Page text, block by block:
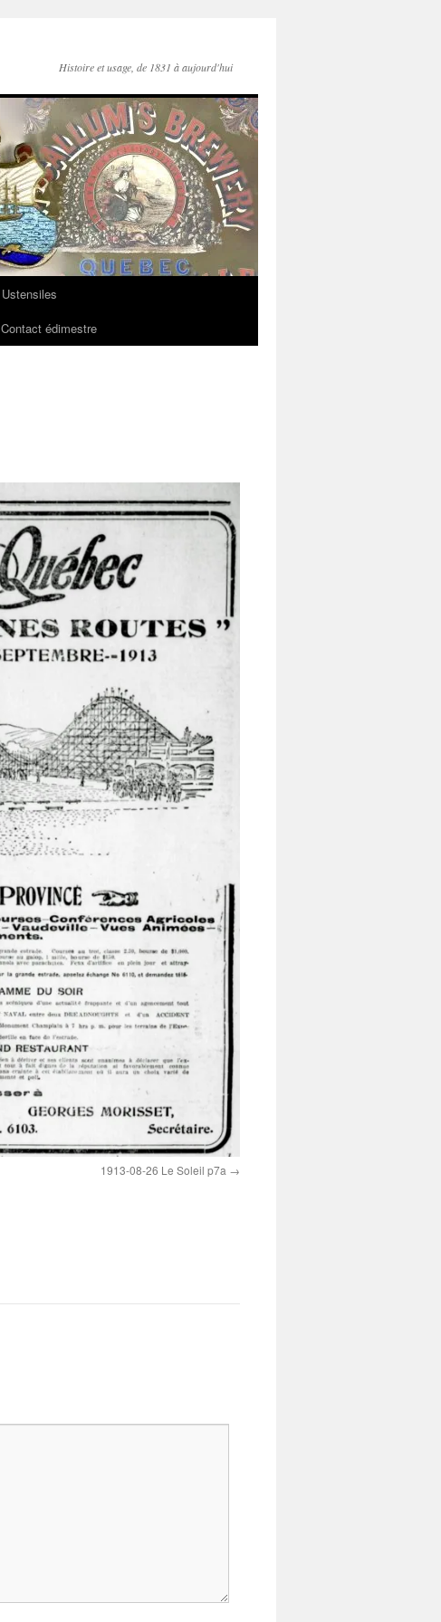
Histoire et usage, de 1831 à aujourd'hui
Ustensiles
Contact édimestre
1913-08-26 Le Soleil p7a